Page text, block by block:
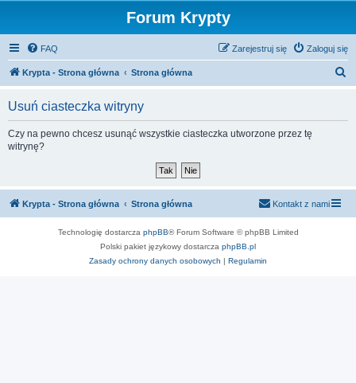
Forum Krypty
FAQ Zaloguj się
Zarejestruj się
Krypta - Strona główna Strona główna
Usuń ciasteczka witryny
Czy na pewno chcesz usunąć wszystkie ciasteczka utworzone przez tę
witrynę?
Krypta - Strona główna Strona główna Kontakt z nami
Technologię dostarcza phpBB® Forum Software © phpBB Limited
Polski pakiet językowy dostarcza phpBB.pl
Zasady ochrony danych osobowych | Regulamin